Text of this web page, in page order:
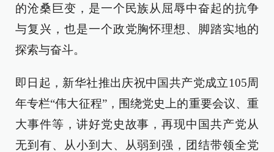
的沧桑巨变，是一个民族从屈辱中奋起的抗争
与复兴，也是一个政党胸怀理想、脚踏实地的
探索与奋斗。
即日起，新华社推出庆祝中国共产党成立105周
年专栏“伟大征程”，围绕党史上的重要会议、重
大事件等，讲好党史故事，再现中国共产党从
无到有、从小到大、从弱到强，团结带领全党